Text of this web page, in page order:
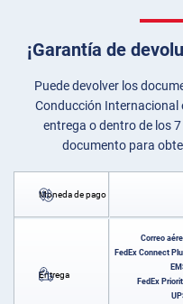
¡Garantía de
Puede devolver los
Conducción Internacional
entrega o dentro de los
documento para
Moneda de pago
Entrega
Correo
FedEx Connect
FedEx